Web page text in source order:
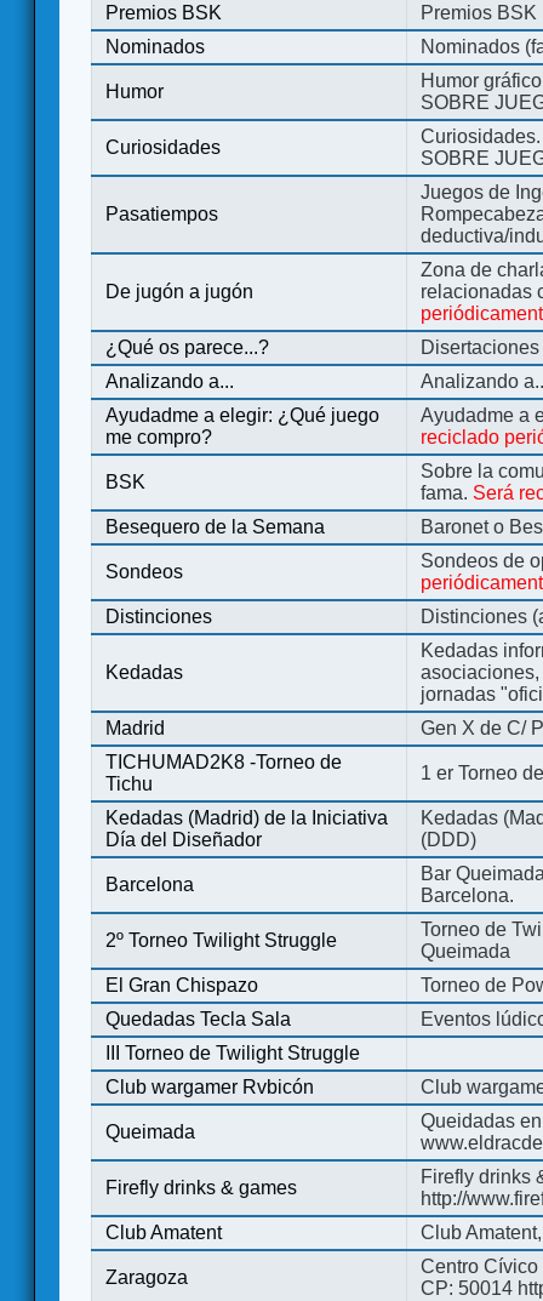
Premios BSK
Premios BSK
Nominados
Nominados
Humor
Humor
SOBRE
Curiosidades
SOBRE
Pasatiempos
Juegos de
deductiva/
De jugón a jugón
Zona de
relacionadas
¿Qué os parece...?
Analizando a...
Analizando
Ayudadme a elegir: ¿Qué juego
me compro?
Ayudadme a
reciclado
BSK
Sobre la
fama. Será
Besequero de la Semana
Baronet o
Sondeos
Sondeos de
Distinciones
Distinciones
Kedadas
Kedadas
jornadas
Madrid
Gen X de C/
TICHUMAD2K8 -Torneo de
Tichu
1 er Torneo
Kedadas (Madrid) de la Iniciativa
Día del Diseñador
Kedadas
(DDD)
Barcelona
Bar
Barcelona.
2º Torneo Twilight Struggle
Torneo de
Queimada
El Gran Chispazo
Torneo de
Quedadas Tecla Sala
Eventos
III Torneo de Twilight Struggle
Club wargamer Rvbicón
Club
Queimada
Queidadas
Firefly drinks & games
Firefly drinks
http://
Club Amatent
Club
Zaragoza
Centro Cívico
CP: 50014